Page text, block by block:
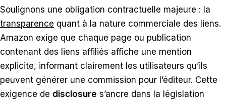
Soulignons une obligation contractuelle majeure : la
transparence quant à la nature commerciale des liens.
Amazon exige que chaque page ou publication
contenant des liens affiliés affiche une mention
explicite, informant clairement les utilisateurs qu’ils
peuvent générer une commission pour l’éditeur. Cette
exigence de disclosure s’ancre dans la législation